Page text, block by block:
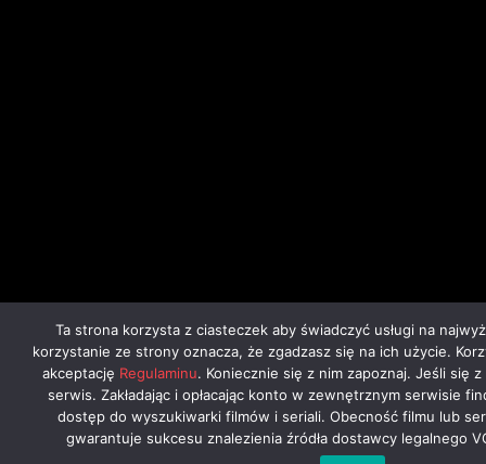
Ta strona korzysta z ciasteczek aby świadczyć usługi na
korzystanie ze strony oznacza, że zgadzasz się na ich użycie.
akceptację Regulaminu. Koniecznie się z nim zapoznaj. Jeśli się
serwis. Zakładając i opłacając konto w zewnętrznym serwisie
dostęp do wyszukiwarki filmów i seriali. Obecność filmu lub
gwarantuje sukcesu znalezienia źródła dostawcy legalnego